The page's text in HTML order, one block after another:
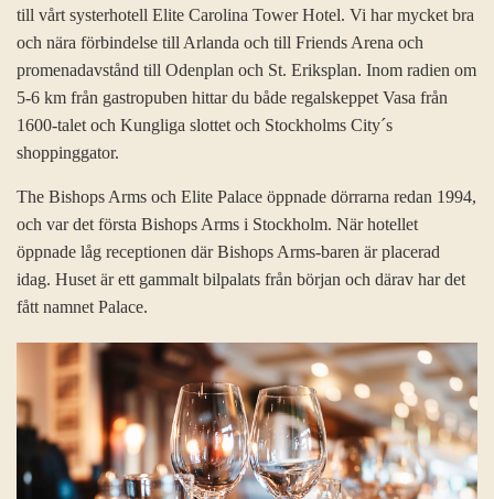
till vårt systerhotell Elite Carolina Tower Hotel. Vi har mycket bra
och nära förbindelse till Arlanda och till Friends Arena och
promenadavstånd till Odenplan och St. Eriksplan. Inom radien om
5-6 km från gastropuben hittar du både regalskeppet Vasa från
1600-talet och Kungliga slottet och Stockholms City´s
shoppinggator.
The Bishops Arms och Elite Palace öppnade dörrarna redan 1994,
och var det första Bishops Arms i Stockholm. När hotellet
öppnade låg receptionen där Bishops Arms-baren är placerad
idag. Huset är ett gammalt bilpalats från början och därav har det
fått namnet Palace.